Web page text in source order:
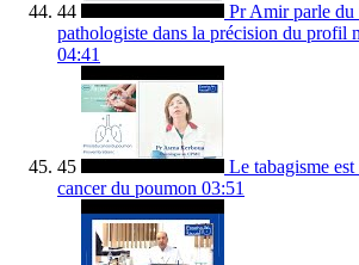
44
Pr Amir parle du
pathologiste dans la précision du profil
04:41
45
Le tabagisme
cancer du poumon 03:51